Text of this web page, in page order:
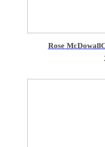
Rose McDowall